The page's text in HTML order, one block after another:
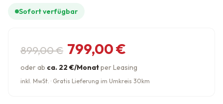
Sofort verfügbar
899,00€
Ursprünglicher Preis war:
799,00€
Aktueller Preis ist: 799,00 €.
oder ab ca. 22 €/Monatper Leasing
inkl. MwSt. · Gratis Lieferung im Umkreis 30km